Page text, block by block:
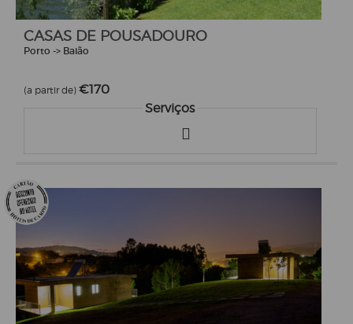
CASAS DE POUSADOURO
Porto -> Baião
(a partir de) €170
Serviços